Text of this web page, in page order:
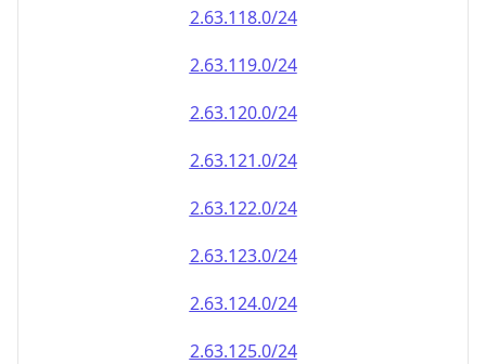
2.63.118.0/24
2.63.119.0/24
2.63.120.0/24
2.63.121.0/24
2.63.122.0/24
2.63.123.0/24
2.63.124.0/24
2.63.125.0/24